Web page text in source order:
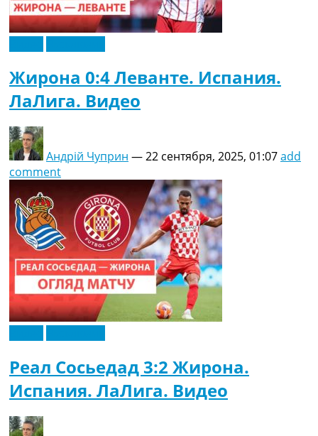
Жирона 0:4 Леванте. Испания.
ЛаЛига. Видео
Андрій Чуприн —22 сентября, 2025, 01:07add
comment
Реал Сосьедад 3:2 Жирона.
Испания. ЛаЛига. Видео